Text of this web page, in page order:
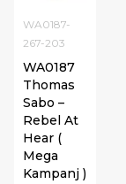
WA0187-
267-203
WA0187
Thomas
Sabo –
Rebel At
Hear (
Mega
Kampanj )